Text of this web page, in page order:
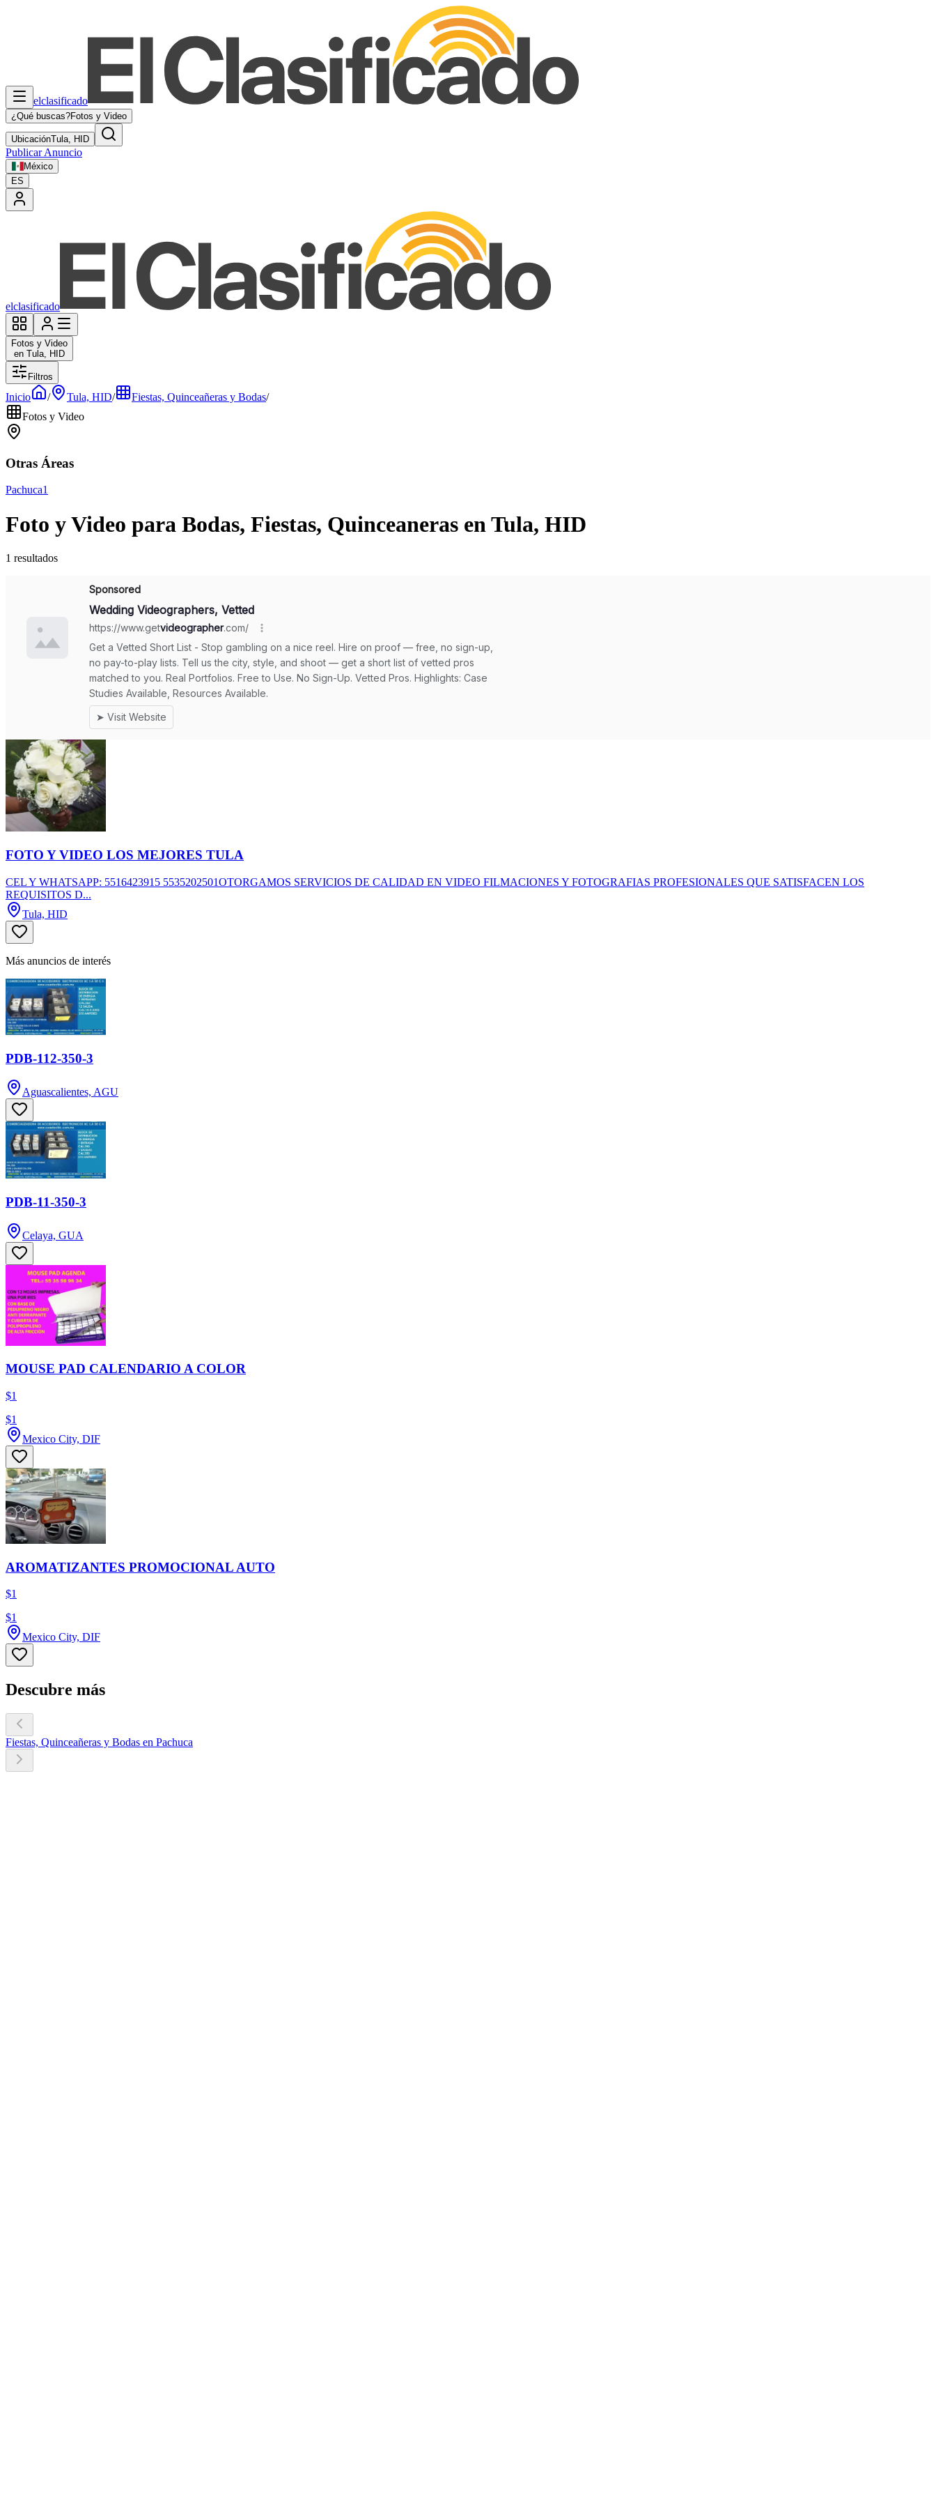
elclasificado
¿Qué buscas?Fotos y Video
UbicaciónTula, HID
Publicar Anuncio
México
ES
elclasificado
Fotos y Video
en Tula, HID
Filtros
Inicio / Tula, HID/ Fiestas, Quinceañeras y Bodas/
Fotos y Video
Otras Áreas
Pachuca1
Foto y Video para Bodas, Fiestas, Quinceaneras en Tula, HID
1 resultados
FOTO Y VIDEO LOS MEJORES TULA
CEL Y WHATSAPP: 5516423915 5535202501OTORGAMOS SERVICIOS DE CALIDAD EN VIDEO FILMACIONES Y FOTOGRAFIAS PROFESIONALES QUE SATISFACEN LOS
REQUISITOS D...
Tula, HID
Más anuncios de interés
PDB-112-350-3
Aguascalientes, AGU
PDB-11-350-3
Celaya, GUA
MOUSE PAD CALENDARIO A COLOR
$1
$1
Mexico City, DIF
AROMATIZANTES PROMOCIONAL AUTO
$1
$1
Mexico City, DIF
Descubre más
Fiestas, Quinceañeras y Bodas en Pachuca